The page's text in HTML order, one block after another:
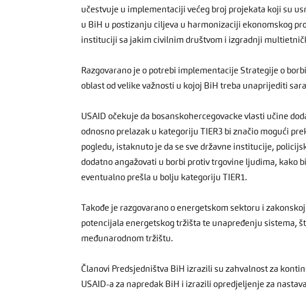
učestvuje u implementaciji većeg broj projekata koji su
u BiH u postizanju ciljeva u harmonizaciji ekonomskog
instituciji sa jakim civilnim društvom i izgradnji
Razgovarano je o potrebi implementacije Strategije o
oblast od velike važnosti u kojoj BiH treba unaprijediti
USAID očekuje da bosanskohercegovacke vlasti učine
odnosno prelazak u kategoriju TIER3 bi značio mogući
pogledu, istaknuto je da se sve državne institucije,
dodatno angažovati u borbi protiv trgovine ljudima, kako
eventualno prešla u bolju kategoriju TIER1.
Takođe je razgovarano o energetskom sektoru i
potencijala energetskog tržišta te unapređenju sistema,
međunarodnom tržištu.
Članovi Predsjedništva BiH izrazili su zahvalnost za
USAID-a za napredak BiH i izrazili opredjeljenje za